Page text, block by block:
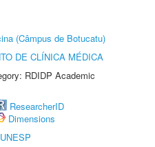
(Câmpus de Botucatu)
DE CLÍNICA MÉDICA
RDIDP Academic
ResearcherID
Dimensions